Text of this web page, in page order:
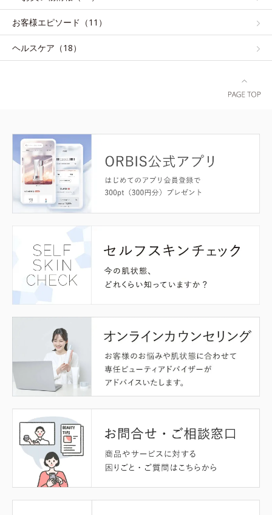
お客様エピソード（11）
ヘルスケア（18）